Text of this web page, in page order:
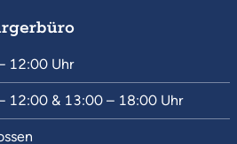
12:00 Uhr
12:00 & 13:00 – 18:00 Uhr